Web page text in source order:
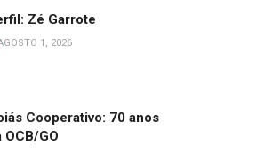
Zé Garrote
1, 2026
Cooperativo: 70 anos
OCB/GO